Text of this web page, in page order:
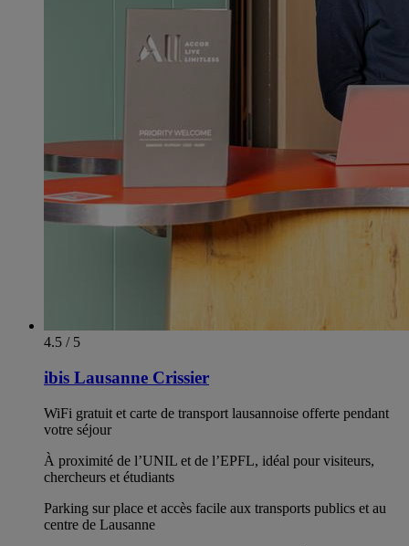
4.5 / 5
ibis Lausanne Crissier
WiFi gratuit et carte de transport lausannoise offerte pendant
votre séjour
À proximité de l’UNIL et de l’EPFL, idéal pour visiteurs,
chercheurs et étudiants
Parking sur place et accès facile aux transports publics et au
centre de Lausanne